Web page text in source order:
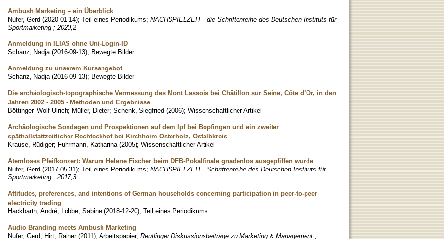
Ambush Marketing – ein Überblick
Nufer, Gerd (2020-01-14); Teil eines Periodikums; NACHSPIELZEIT - die Schriftenreihe des Deutschen Instituts für
Sportmarketing ; 2020,2
Anmeldung in ILIAS ohne Uni-Login-ID
Schanz, Nadja (2016-09-13); Bewegte Bilder
Anmeldung zu unserem Kursangebot
Schanz, Nadja (2016-09-13); Bewegte Bilder
Die archäologisch-topographische Vermessung des Mont Lassois bei Châtillon sur Seine, Côte d’Or, in den
Jahren 2002 - 2005 - Methoden und Ergebnisse
Böttinger, Wolf-Ulrich; Müller, Dieter; Schenk, Siegfried (2006); Wissenschaftlicher Artikel
Archäologische Sondagen und Prospektionen auf dem Ipf bei Bopfingen und ein zweiter
späthallstattzeitlicher Rechteckhof bei Kirchheim-Osterholz, Ostalbkreis
Krause, Rüdiger; Fuhrmann, Katharina (2005); Wissenschaftlicher Artikel
Atemloses Pfeifkonzert: Warum Helene Fischer beim DFB-Pokalfinale gnadenlos ausgepfiffen wurde
Nufer, Gerd (2017-05-31); Teil eines Periodikums; NACHSPIELZEIT - Schriftenreihe des Deutschen Instituts für
Sportmarketing ; 2017,3
Attitudes, preferences, and intentions of German households concerning participation in peer-to-peer
electricity trading
Hackbarth, André; Löbbe, Sabine (2018-12-20); Teil eines Periodikums
Audio Branding meets Ambush Marketing
Nufer, Gerd; Hirt, Rainer (2011); Arbeitspapier; Reutlinger Diskussionsbeiträge zu Marketing & Management ;